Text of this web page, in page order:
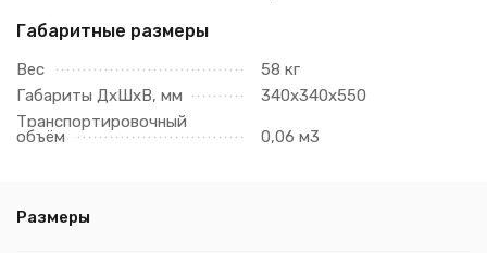
Габаритные размеры
Вес
58 кг
Габариты ДхШхВ, мм
340х340х550
Транспортировочный
объём 0,06 м3
Размеры